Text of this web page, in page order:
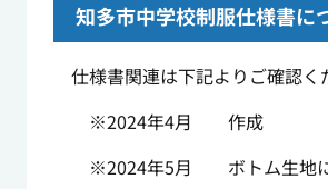
知多市中学校制服仕様書に
仕様書関連は下記よりご確認く
※2024年4月 作成
※2024年5月 ボトム生地に